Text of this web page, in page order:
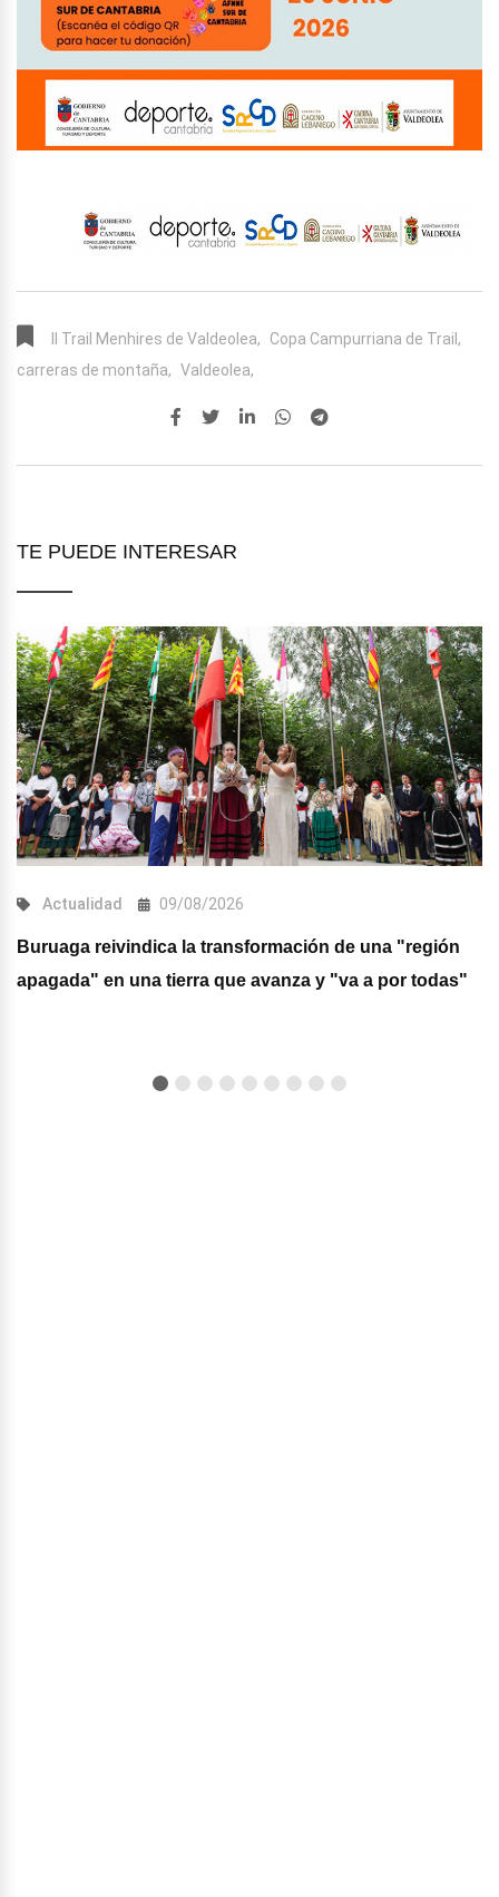
II Trail Menhires de Valdeolea,
Copa Campurriana de Trail,
carreras de montaña, Valdeolea,
TE PUEDE INTERESAR
Actualidad 09/08/2026
Buruaga reivindica la transformación de una "región
apagada" en una tierra que avanza y "va a por todas"